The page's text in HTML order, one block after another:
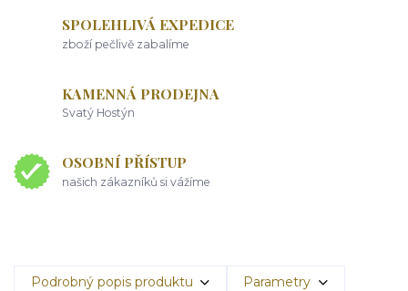
SPOLEHLIVÁ EXPEDICE
zboží pečlivě zabalíme
KAMENNÁ PRODEJNA
Svatý Hostýn
OSOBNÍ PŘÍSTUP
našich zákazníků si vážíme
Podrobný popis produktu Parametry